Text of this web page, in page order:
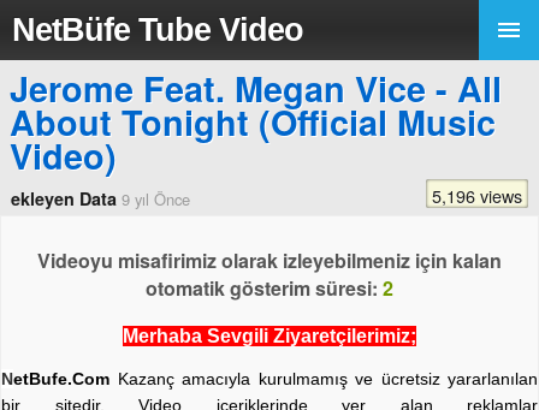
NetBüfe Tube Video
Jerome Feat. Megan Vice - All
About Tonight (Official Music
Video)
ekleyen Data 9 yıl Önce 5,196 views
Videoyu misafirimiz olarak izleyebilmeniz için kalan
otomatik gösterim süresi: 2
Merhaba Sevgili Ziyaretçilerimiz;
NetBufe.Com Kazanç amacıyla kurulmamış ve ücretsiz yararlanılan
bir sitedir. Video içeriklerinde yer alan reklamlar